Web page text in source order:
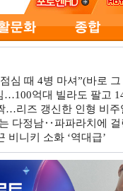
심 때 4병 마셔”(바로 그
억대 빌라도 팔고
…리즈 갱신한 인형 비주
다정남‥파파라치에 걸
비니키 소화 ‘역대급’